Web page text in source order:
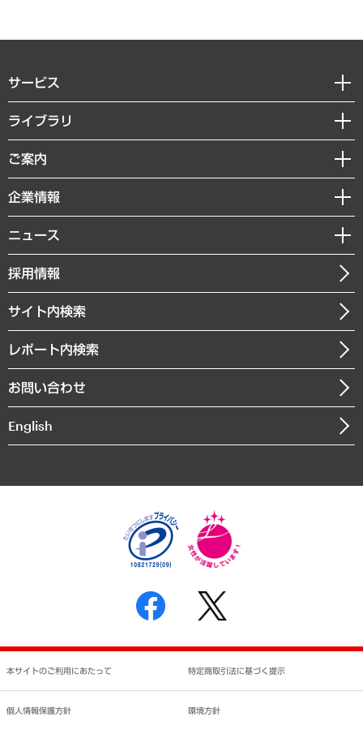
サービス
経営戦略
組織・人事戦略
デジタルイノベーション
共生・ダイバーシティ
GRC（ガバナンス・リスク・コンプライアンス）・防災（政策）
経済・産業・雇用・労働
まちづくり・観光・交通・スポーツ・スマートシティ
自然資源・農林水産業・食料システム
ライブラリ
経済調査
レポート
コラム
経営用語集
受託・受注実績（官公庁関連）
メディア掲載・出演
ご案内
セミナー・イベント情報
MUFGビジネスセミナー
受託案件情報
企業情報
私たちの想い
社長メッセージ
会社概要
沿革
組織図・本部部室紹介
インドネシア現地法人
個人情報保護方針
反社会的勢力に対する基本方針
書面による個人情報の開示等の請求の手続きについて
ニュース
ニュースリリース
お知らせ
採用情報
サイト内検索
レポート内検索
お問い合わせ
English
本サイトのご利用にあたって 特定商取引法に基づく提示
個人情報保護方針 環境方針